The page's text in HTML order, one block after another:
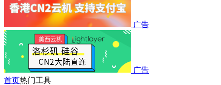
广告
广告
首页热门工具